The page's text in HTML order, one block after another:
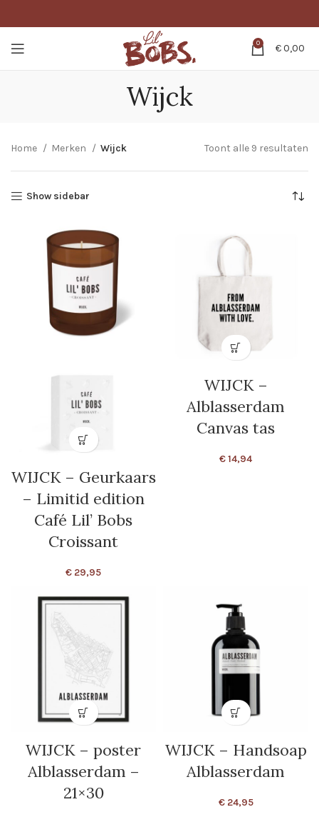
0 €0,00
Wijck
Home Merken Wijck Toont alle 9 resultaten
Show sidebar
WIJCK – Geurkaars
– Limitid edition
Café Lil’ Bobs
Croissant
€ 29,95
WIJCK –
Alblasserdam
Canvas tas
€14,94
WIJCK – poster
Alblasserdam –
21×30
WIJCK – Handsoap
Alblasserdam
€24,95